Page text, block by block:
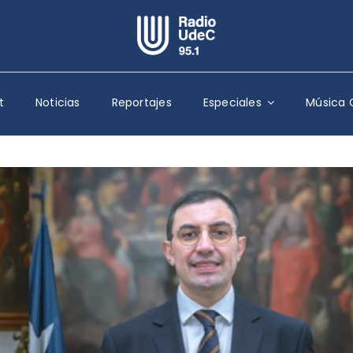
Escuchar Radio UdeC en vivo
Quiénes Somos
Programación
Podcast
Noticias
Reportajes
Columnas
Música Clásica
Especiales
Noticias Reportajes Especiales Música